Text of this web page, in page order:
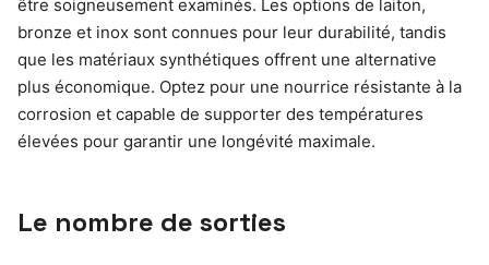
être soigneusement examinés. Les options de laiton,
bronze et inox sont connues pour leur durabilité, tandis
que les matériaux synthétiques offrent une alternative
plus économique. Optez pour une nourrice résistante à la
corrosion et capable de supporter des températures
élevées pour garantir une longévité maximale.
Le nombre de sorties